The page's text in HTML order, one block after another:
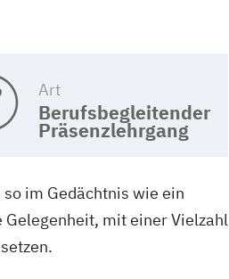
Art
Berufsbegleitender
Präsenzlehrgang
im Gedächtnis wie ein
mit einer Vielzahl